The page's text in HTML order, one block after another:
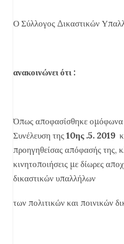
Ο Σύλλογος Δικαστικών
ανακοινώνει ότι :
Όπως αποφασίσθηκε ομόφωνα
Συνέλευση της10ης.5. 2019
προηγηθείσας απόφασής της,
κινητοποιήσεις με δίωρες
δικαστικών υπαλλήλων
των πολιτικών και ποινικών